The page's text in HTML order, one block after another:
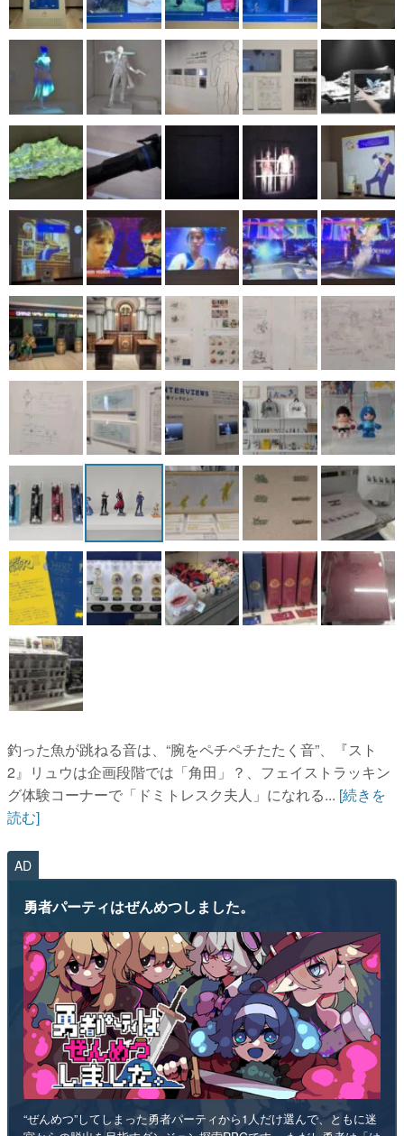
釣った魚が跳ねる音は、“腕をペチペチたたく音”、『スト
2』リュウは企画段階では「角田」？、フェイストラッキン
グ体験コーナーで「ドミトレスク夫人」になれる... [続きを
読む]
AD
勇者パーティはぜんめつしました。
“ぜんめつ”してしまった勇者パーティから1人だけ選んで、ともに迷